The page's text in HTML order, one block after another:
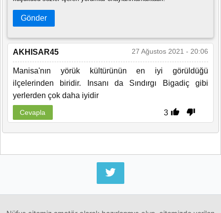
Gönder
AKHISAR45 27 Ağustos 2021 - 20:06
Manisa'nın yörük kültürünün en iyi görüldüğü
ilçelerinden biridir. Insanı da Sındırgı Bigadiç gibi
yerlerden çok daha iyidir
3
Cevapla